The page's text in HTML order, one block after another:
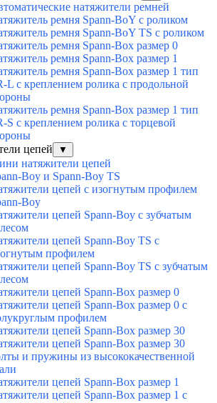
натяжители ремней
ремня Spann-BoY с роликом
ремня Spann-BoY TS с роликом
ремня Spann-Box размер 0
ремня Spann-Box размер 1
ремня Spann-Box размер 1 тип
L с креплением ролика с продольной
ремня Spann-Box размер 1 тип
S с креплением ролика с торцевой
цепей
▼
натяжители цепей
Boy и Spann-Boy TS
цепей с изогнутым профилем
Boy
цепей Spann-Boy с зубчатым
цепей Spann-Boy TS с
профилем
цепей Spann-Boy TS с зубчатым
цепей Spann-Box размер 0
цепей Spann-Box размер 0 с
профилем
цепей Spann-Box размер 30
цепей Spann-Box размер 30
и пружины из высококачественной
цепей Spann-Box размер 1
цепей Spann-Box размер 1 с